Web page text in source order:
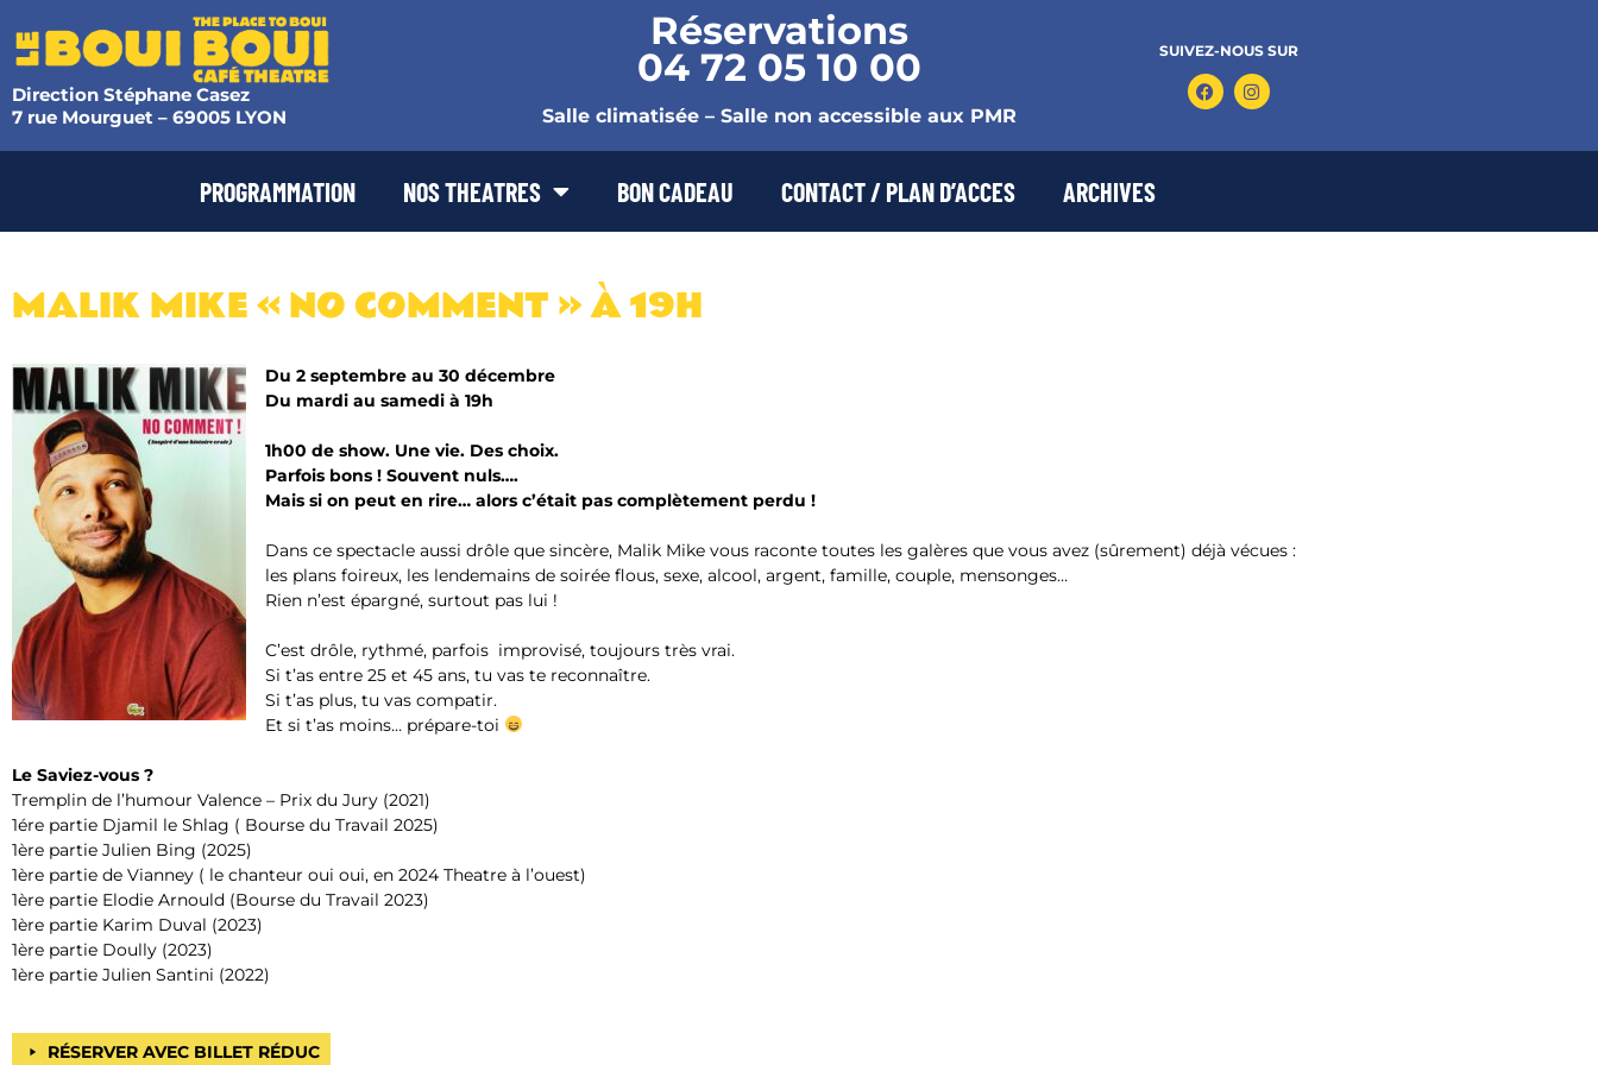
Direction Stéphane Casez
7 rue Mourguet – 69005 LYON
Réservations
04 72 05 10 00
Salle climatisée – Salle non accessible aux PMR
SUIVEZ-NOUS SUR
PROGRAMMATION NOS THEATRES BON CADEAU CONTACT / PLAN D’ACCES ARCHIVES
MALIK MIKE « NO COMMENT » À 19H
Du 2 septembre au 30 décembre
Du mardi au samedi à 19h
1h00 de show. Une vie. Des choix.
Parfois bons ! Souvent nuls….
Mais si on peut en rire… alors c’était pas complètement perdu !
Dans ce spectacle aussi drôle que sincère, Malik Mike vous raconte toutes les galères que vous avez (sûrement) déjà vécues :
les plans foireux, les lendemains de soirée flous, sexe, alcool, argent, famille, couple, mensonges…
Rien n’est épargné, surtout pas lui !
C’est drôle, rythmé, parfois improvisé, toujours très vrai.
Si t’as entre 25 et 45 ans, tu vas te reconnaître.
Si t’as plus, tu vas compatir.
Et si t’as moins… prépare-toi
Le Saviez-vous ?
Tremplin de l’humour Valence – Prix du Jury (2021)
1ére partie Djamil le Shlag ( Bourse du Travail 2025)
1ère partie Julien Bing (2025)
1ère partie de Vianney ( le chanteur oui oui, en 2024 Theatre à l’ouest)
1ère partie Elodie Arnould (Bourse du Travail 2023)
1ère partie Karim Duval (2023)
1ère partie Doully (2023)
1ère partie Julien Santini (2022)
RÉSERVER AVEC BILLET RÉDUC